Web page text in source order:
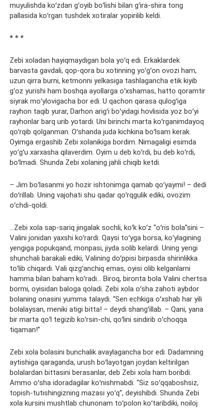
muyulishda koʻzdan gʻoyib boʻlishi bilan gʻira-shira tong
pallasida koʻrgan tushdek xotiralar yopirilib keldi.
* * *
Zebi xoladan hayiqmaydigan bola yoʻq edi. Erkaklardek
barvasta gavdali, qop-qora bu xotinning yoʻgʻon ovozi ham,
uzun qirra burni, ketmonni yelkasiga tashlagancha etik kiyib
gʻoz yurishi ham boshqa ayollarga oʻxshamas, hatto qoramtir
siyrak moʻylovigacha bor edi. U qachon qarasa qulogʻiga
rayhon taqib yurar, Darhon arigʻi boʻyidagi hovlisida yoz boʻyi
rayhonlar barq urib yotardi. Uni birinchi marta koʻrganimdayoq
qoʻrqib qolganman. Oʻshanda juda kichkina boʻlsam kerak.
Oyimga ergashib Zebi xolanikiga bordim. Nimagaligi esimda
yoʻgʻu xarxasha qilaverdim. Oyim u deb koʻrdi, bu deb koʻrdi,
boʻlmadi. Shunda Zebi xolaning jahli chiqib ketdi.
– Jim boʻlasanmi yo hozir ishtonimga qamab qoʻyaymi! – dedi
doʻrillab. Uning vajohati shu qadar qoʻrqgulik ediki, ovozim
oʻchdi-qoldi.
…Zebi xola sap-sariq jingalak sochli, koʻk koʻz “oʻris bola”sini –
Valini jonidan yaxshi koʻrardi. Qaysi toʻyga borsa, koʻylagining
yengiga popukqand, monpasi, jiyda solib kelardi. Uning yengi
shunchali barakali ediki, Valining doʻppisi birpasda shirinlikka
toʻlib chiqardi. Vali qizgʻanchiq emas, oyisi olib kelganlarni
hamma bilan baham koʻradi… Biroq, bironta bola Valini chertsa
bormi, oyisidan baloga qoladi. Zebi xola oʻsha zahoti aybdor
bolaning onasini yumma talaydi. “Sen echkiga oʻxshab har yili
bolalaysan, meniki atigi bitta! – deydi shangʻillab. – Qani, yana
bir marta qoʻl tegizib koʻrsin-chi, qoʻlini sindirib oʻchoqqa
tiqaman!”
Zebi xola bolasini bunchalik avaylagancha bor edi. Dadamning
aytishiga qaraganda, urush boʻlayotgan joydan keltirilgan
bolalardan bittasini berasanlar, deb Zebi xola ham boribdi.
Ammo oʻsha idoradagilar koʻnishmabdi. “Siz soʻqqaboshsiz,
topish-tutishingizning mazasi yoʻq”, deyishibdi. Shunda Zebi
xola kursini mushtlab chunonam toʻpolon koʻtaribdiki, noiloj